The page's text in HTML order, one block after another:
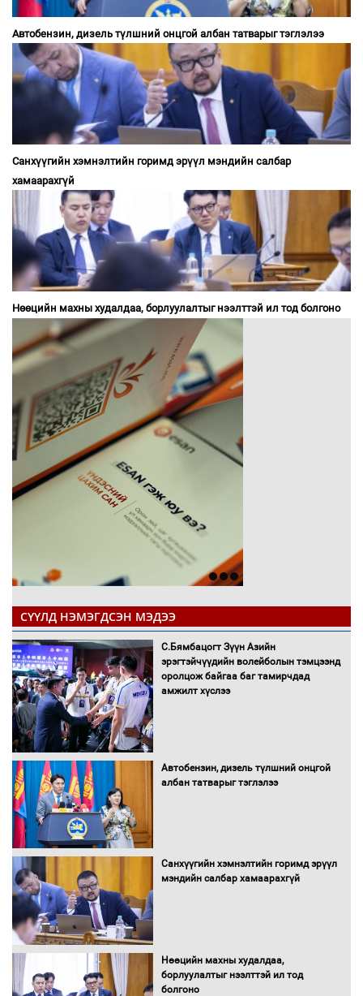
Автобензин, дизель түлшний онцгой албан татварыг тэглэлээ
Санхүүгийн хэмнэлтийн горимд эрүүл мэндийн салбар
хамаарахгүй
Нөөцийн махны худалдаа, борлуулалтыг нээлттэй ил тод болгоно
СҮҮЛД НЭМЭГДСЭН МЭДЭЭ
С.Бямбацогт Зүүн Азийн
эрэгтэйчүүдийн волейболын тэмцээнд
оролцож байгаа баг тамирчдад
амжилт хүслээ
Автобензин, дизель түлшний онцгой
албан татварыг тэглэлээ
Санхүүгийн хэмнэлтийн горимд эрүүл
мэндийн салбар хамаарахгүй
Нөөцийн махны худалдаа,
борлуулалтыг нээлттэй ил тод
болгоно